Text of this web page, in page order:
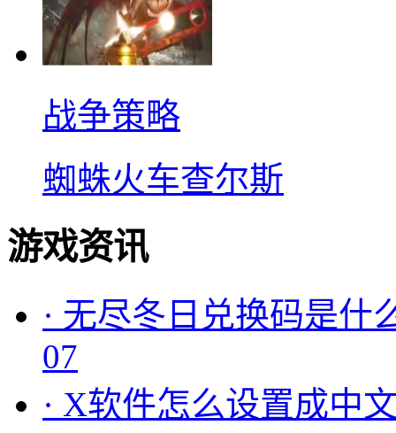
战争策略
蜘蛛火车查尔斯
游戏资讯
· 无尽冬日兑换码是什
07
· X软件怎么设置成中